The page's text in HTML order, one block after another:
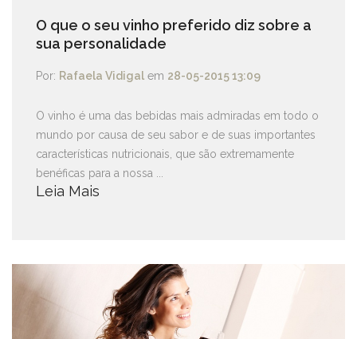
O que o seu vinho preferido diz sobre a
sua personalidade
Por: Rafaela Vidigal em 28-05-2015 13:09
O vinho é uma das bebidas mais admiradas em todo o
mundo por causa de seu sabor e de suas importantes
características nutricionais, que são extremamente
benéficas para a nossa ...
Leia Mais